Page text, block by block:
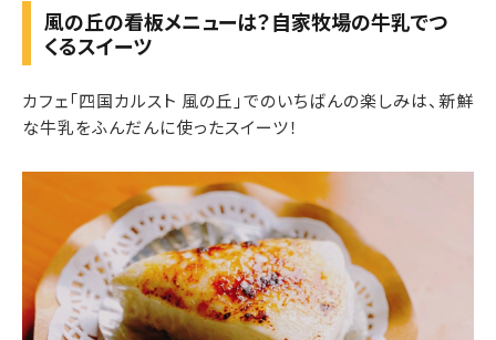
風の丘の看板メニューは？自家牧場の牛乳でつ
くるスイーツ
カフェ「四国カルスト 風の丘」でのいちばんの楽しみは、新鮮
な牛乳をふんだんに使ったスイーツ！